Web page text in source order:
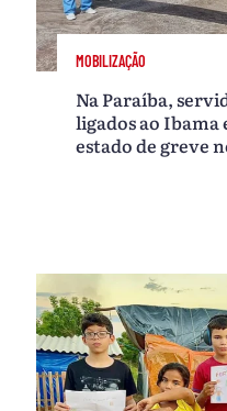
MOBILIZAÇÃO
Na Paraíba,
ligados ao
estado de greve